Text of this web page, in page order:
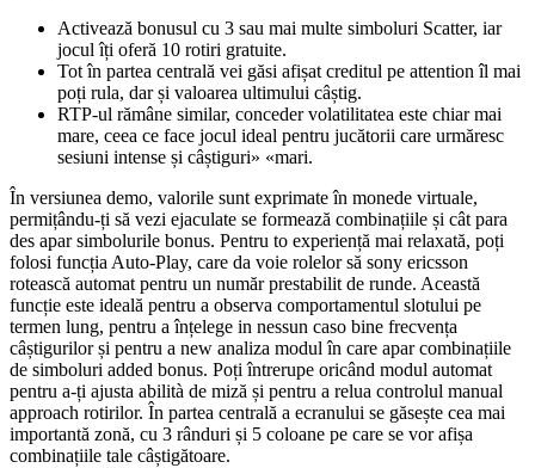
Activează bonusul cu 3 sau mai multe simboluri Scatter, iar
jocul îți oferă 10 rotiri gratuite.
Tot în partea centrală vei găsi afișat creditul pe attention îl mai
poți rula, dar și valoarea ultimului câștig.
RTP-ul rămâne similar, conceder volatilitatea este chiar mai
mare, ceea ce face jocul ideal pentru jucătorii care urmăresc
sesiuni intense și câștiguri» «mari.
În versiunea demo, valorile sunt exprimate în monede virtuale,
permițându-ți să vezi ejaculate se formează combinațiile și cât para
des apar simbolurile bonus. Pentru to experiență mai relaxată, poți
folosi funcția Auto-Play, care da voie rolelor să sony ericsson
rotească automat pentru un număr prestabilit de runde. Această
funcție este ideală pentru a observa comportamentul slotului pe
termen lung, pentru a înțelege in nessun caso bine frecvența
câștigurilor și pentru a new analiza modul în care apar combinațiile
de simboluri added bonus. Poți întrerupe oricând modul automat
pentru a-ți ajusta abilità de miză și pentru a relua controlul manual
approach rotirilor. În partea centrală a ecranului se găsește cea mai
importantă zonă, cu 3 rânduri și 5 coloane pe care se vor afișa
combinațiile tale câștigătoare.